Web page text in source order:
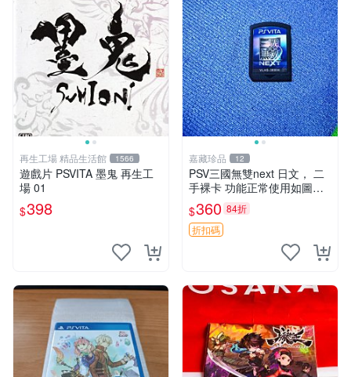
再生工場 精品生活館 1566
遊戲片 PSVITA 墨鬼 再生工
場 01
$398
嘉藏珍品 12
PSV三國無雙next 日文， 二
手裸卡 功能正常使用如圖所
示 需要的朋友
$360 84折
折扣碼